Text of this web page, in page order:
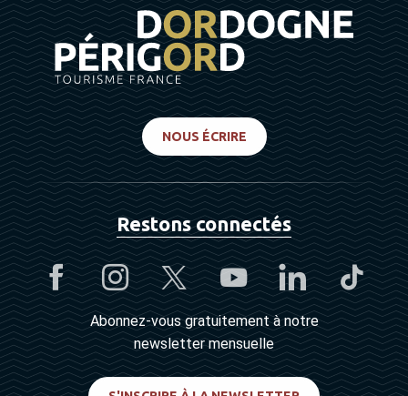
NOUS ÉCRIRE
Restons connectés
Abonnez-vous gratuitement à notre
newsletter mensuelle